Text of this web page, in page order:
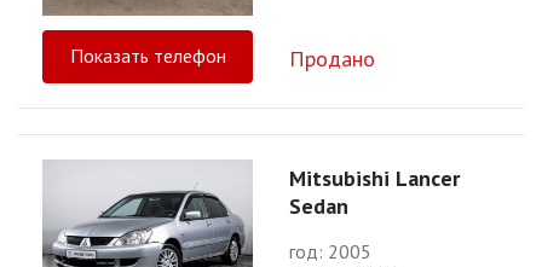
Показать телефон Продано
Mitsubishi Lancer
Sedan
год: 2005